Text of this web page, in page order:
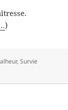
)
,Survie